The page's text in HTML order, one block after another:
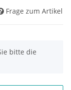
Frage zum Artikel
bitte die